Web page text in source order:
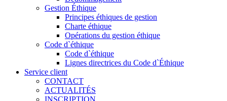
Gestion Éthique
Principes éthiques de gestion
Charte éthique
Opérations du gestion éthique
Code d`éthique
Code d`éthique
Lignes directrices du Code d`Éthique
Service client
CONTACT
ACTUALITÉS